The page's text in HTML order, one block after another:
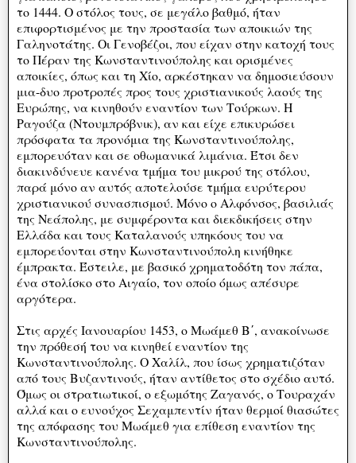
το 1444. Ο στόλος τους, σε μεγάλο βαθμό, ήταν
επιφορτισμένος με την προστασία των αποικιών της
Γαληνοτάτης. Οι Γενοβέζοι, που είχαν στην κατοχή τους
το Πέραν της Κωνσταντινούπολης και ορισμένες
αποικίες, όπως και τη Χίο, αρκέστηκαν να δημοσιεύσουν
μια-δυο προτροπές προς τους χριστιανικούς λαούς της
Ευρώπης, να κινηθούν εναντίον των Τούρκων. Η
Ραγούζα (Ντουμπρόβνικ), αν και είχε επικυρώσει
πρόσφατα τα προνόμια της Κωνσταντινούπολης,
εμπορευόταν και σε οθωμανικά λιμάνια. Έτσι δεν
διακινδύνευε κανένα τμήμα του μικρού της στόλου,
παρά μόνο αν αυτός αποτελούσε τμήμα ευρύτερου
χριστιανικού συνασπισμού. Μόνο ο Αλφόνσος, βασιλιάς
της Νεάπολης, με συμφέροντα και διεκδικήσεις στην
Ελλάδα και τους Καταλανούς υπηκόους του να
εμπορεύονται στην Κωνσταντινούπολη κινήθηκε
έμπρακτα. Έστειλε, με βασικό χρηματοδότη τον πάπα,
ένα στολίσκο στο Αιγαίο, τον οποίο όμως απέσυρε
αργότερα.
Στις αρχές Ιανουαρίου 1453, ο Μωάμεθ Β΄, ανακοίνωσε
την πρόθεσή του να κινηθεί εναντίον της
Κωνσταντινούπολης. Ο Χαλίλ, που ίσως χρηματιζόταν
από τους Βυζαντινούς, ήταν αντίθετος στο σχέδιο αυτό.
Όμως οι στρατιωτικοί, ο εξωμότης Ζαγανός, ο Τουραχάν
αλλά και ο ευνούχος Σεχαμπεντίν ήταν θερμοί θιασώτες
της απόφασης του Μωάμεθ για επίθεση εναντίον της
Κωνσταντινούπολης.